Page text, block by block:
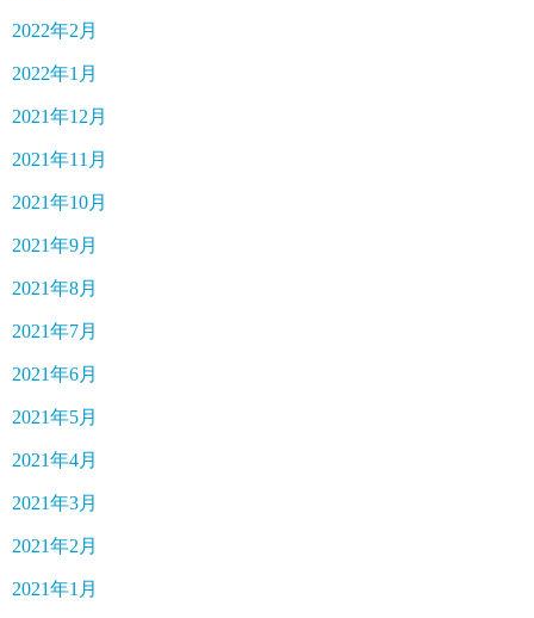
2022年2月
2022年1月
2021年12月
2021年11月
2021年10月
2021年9月
2021年8月
2021年7月
2021年6月
2021年5月
2021年4月
2021年3月
2021年2月
2021年1月